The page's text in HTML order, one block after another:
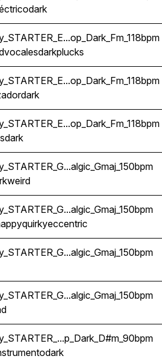
dark
vocalesdarkplucks
dark
dark
weird
quirkyeccentric
dark